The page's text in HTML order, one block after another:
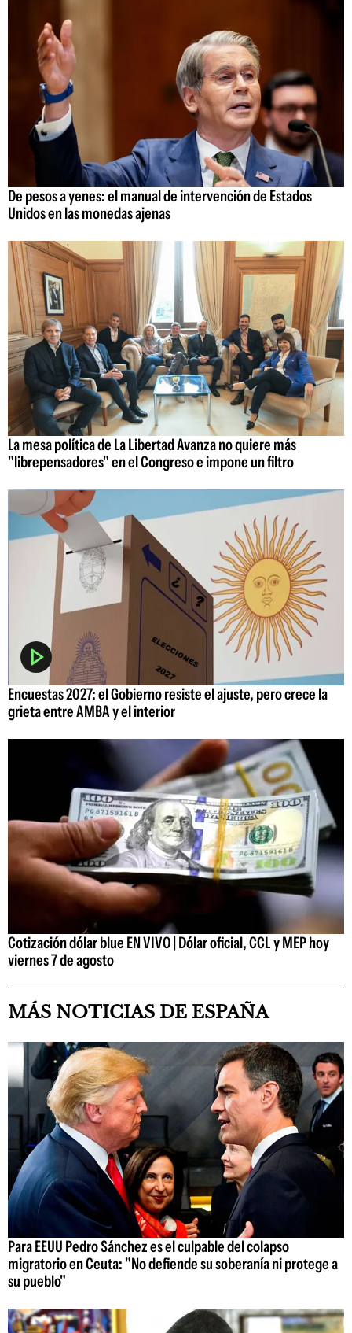
De pesos a yenes: el manual de intervención de Estados
Unidos en las monedas ajenas
La mesa política de La Libertad Avanza no quiere más
"librepensadores" en el Congreso e impone un filtro
Encuestas 2027: el Gobierno resiste el ajuste, pero crece la
grieta entre AMBA y el interior
Cotización dólar blue EN VIVO | Dólar oficial, CCL y MEP hoy
viernes 7 de agosto
MÁS NOTICIAS DE ESPAÑA
Para EEUU Pedro Sánchez es el culpable del colapso
migratorio en Ceuta: "No defiende su soberanía ni protege a
su pueblo"